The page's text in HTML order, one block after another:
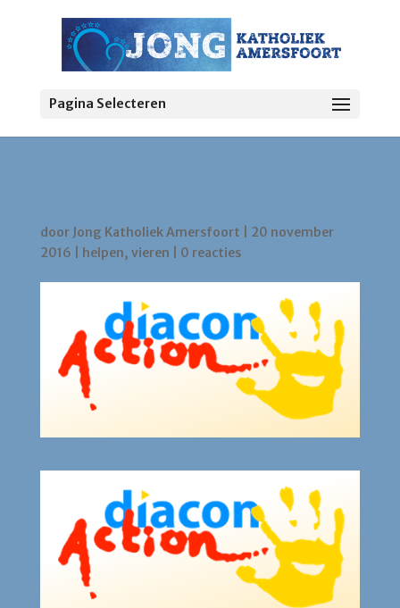
Pagina Selecteren
door Jong Katholiek Amersfoort
20 november
2016
helpen, vieren 0 reacties